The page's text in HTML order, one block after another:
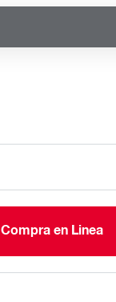
Compra en Linea